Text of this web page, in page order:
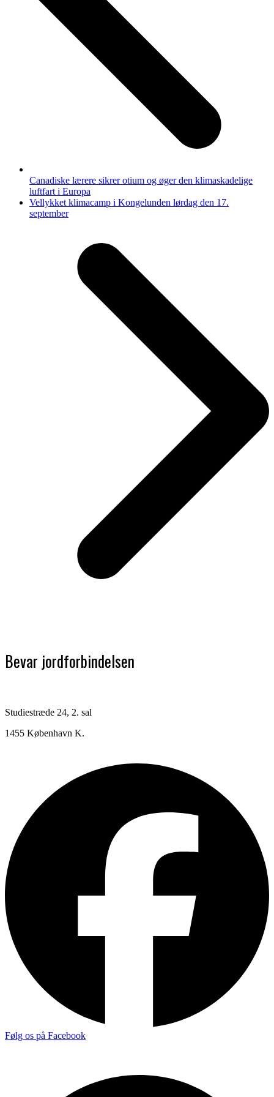
Canadiske lærere sikrer otium og øger den klimaskadelige
luftfart i Europa
next
post:
Vellykket klimacamp i Kongelunden lørdag den 17.
september
Bevar jordforbindelsen
Studiestræde 24, 2. sal
1455 København K.
Følg os på Facebook